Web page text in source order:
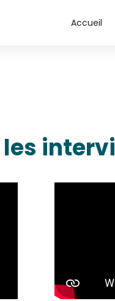
Accueil